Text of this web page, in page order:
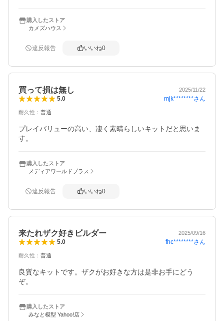
購入したストア
カメズハウス
違反報告 いいね0
買って損は無し 2025/11/22
5.0 mjk********さん
耐久性 ： 普通
プレイバリューの高い、凄く素晴らしいキットだと思いま
す。
購入したストア
メディアワールドプラス
違反報告 いいね0
来たれザク好きビルダー 2025/09/16
5.0 fhc********さん
耐久性 ： 普通
良質なキットです。ザクがお好きな方は是非お手にどう
ぞ。
購入したストア
みなと模型 Yahoo!店